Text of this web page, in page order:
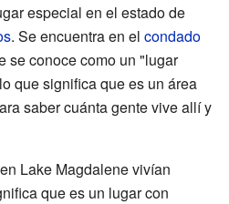
especial en el estado de
. Se encuentra en el condado
se conoce como un "lugar
que significa que es un área
saber cuánta gente vive allí y
Lake Magdalene vivían
que es un lugar con